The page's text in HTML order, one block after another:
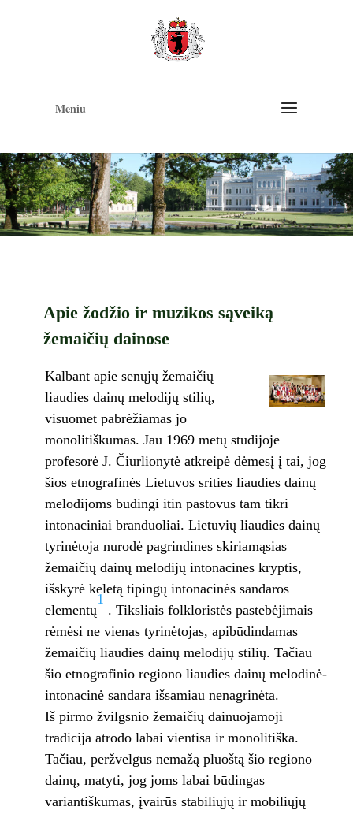
Meniu
Apie žodžio ir muzikos sąveiką
žemaičių dainose
Kalbant apie senųjų žemaičių
liaudies dainų melodijų stilių,
visuomet pabrėžiamas jo
monolitiškumas. Jau 1969 metų studijoje
profesorė J. Čiurlionytė atkreipė dėmesį į tai, jog
šios etnografinės Lietuvos srities liaudies dainų
melodijoms būdingi itin pastovūs tam tikri
intonaciniai branduoliai. Lietuvių liaudies dainų
tyrinėtoja nurodė pagrindines skiriamąsias
žemaičių dainų melodijų intonacines kryptis,
išskyrė keletą tipingų intonacinės sandaros
elementų
1
. Tiksliais folkloristės pastebėjimais
rėmėsi ne vienas tyrinėtojas, apibūdindamas
žemaičių liaudies dainų melodijų stilių. Tačiau
šio etnografinio regiono liaudies dainų melodinė-
intonacinė sandara išsamiau nenagrinėta.
Iš pirmo žvilgsnio žemaičių dainuojamoji
tradicija atrodo labai vientisa ir monolitiška.
Tačiau, peržvelgus nemažą pluoštą šio regiono
dainų, matyti, jog joms labai būdingas
variantiškumas, įvairūs stabiliųjų ir mobiliųjų